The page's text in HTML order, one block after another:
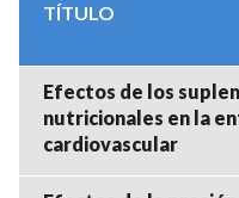
TÍTULO
Efectos de los
nutricionales en la
cardiovascular